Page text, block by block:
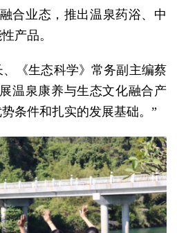
合业态，推出温泉药浴、中
产品。
《生态科学》常务副主编蔡
温泉康养与生态文化融合产
条件和扎实的发展基础。”